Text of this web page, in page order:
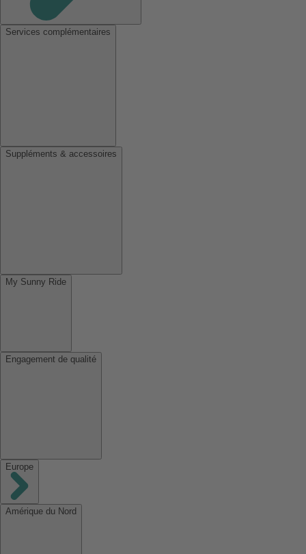
Services complémentaires
Suppléments & accessoires
My Sunny Ride
Engagement de qualité
Europe
Amérique du Nord